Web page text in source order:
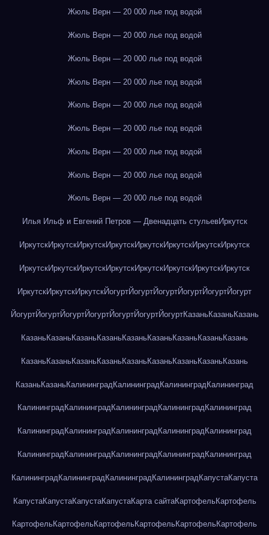
Жюль Верн — 20 000 лье под водой
Жюль Верн — 20 000 лье под водой
Жюль Верн — 20 000 лье под водой
Жюль Верн — 20 000 лье под водой
Жюль Верн — 20 000 лье под водой
Жюль Верн — 20 000 лье под водой
Жюль Верн — 20 000 лье под водой
Жюль Верн — 20 000 лье под водой
Жюль Верн — 20 000 лье под водой
Илья Ильф и Евгений Петров — Двенадцать стульевИркутск
ИркутскИркутскИркутскИркутскИркутскИркутскИркутскИркутск
ИркутскИркутскИркутскИркутскИркутскИркутскИркутскИркутск
ИркутскИркутскИркутскЙогуртЙогуртЙогуртЙогуртЙогуртЙогурт
ЙогуртЙогуртЙогуртЙогуртЙогуртЙогуртЙогуртКазаньКазаньКазань
КазаньКазаньКазаньКазаньКазаньКазаньКазаньКазаньКазань
КазаньКазаньКазаньКазаньКазаньКазаньКазаньКазаньКазань
КазаньКазаньКалининградКалининградКалининградКалининград
КалининградКалининградКалининградКалининградКалининград
КалининградКалининградКалининградКалининградКалининград
КалининградКалининградКалининградКалининградКалининград
Калининград Калининград Калининград Калининград КапустаКапуста
КапустаКапустаКапустаКапустаКарта сайтаКартофельКартофель
КартофельКартофельКартофельКартофельКартофельКартофель